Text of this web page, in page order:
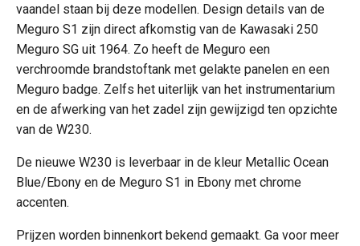
vaandel staan bij deze modellen. Design details van de
Meguro S1 zijn direct afkomstig van de Kawasaki 250
Meguro SG uit 1964. Zo heeft de Meguro een
verchroomde brandstoftank met gelakte panelen en een
Meguro badge. Zelfs het uiterlijk van het instrumentarium
en de afwerking van het zadel zijn gewijzigd ten opzichte
van de W230.
De nieuwe W230 is leverbaar in de kleur Metallic Ocean
Blue/Ebony en de Meguro S1 in Ebony met chrome
accenten.
Prijzen worden binnenkort bekend gemaakt. Ga voor meer